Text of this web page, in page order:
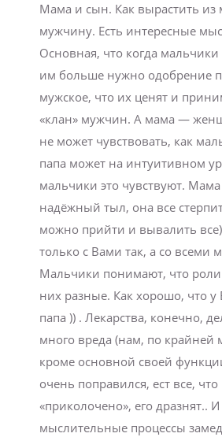
Мама и сын. Как вырастить из
мужчину. Есть интересные
Основная, что когда мальчики
им больше нужно одобрение
мужское, что их ценят и
«клан» мужчин. А мама —
не может чувствовать, как
папа может на интуитивном
мальчики это чувствуют.
надёжный тыл, она все
можно прийти и вывалить
только с Вами так, а со всеми
Мальчики понимают, что роли
них разные. Как хорошо, что у
папа )) . Лекарства, конечно,
много вреда (нам, по крайней
кроме основной своей
очень поправился, ест все, что
«приколочено», его дразнят.. И
мыслительные процессы